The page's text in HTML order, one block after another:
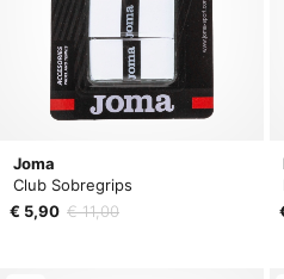
Joma
Club Sobregrips
€ 5,90 € 11,00